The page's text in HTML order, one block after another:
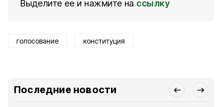
Выделите ее и нажмите на ссылку
голосование конституция
Последние новости